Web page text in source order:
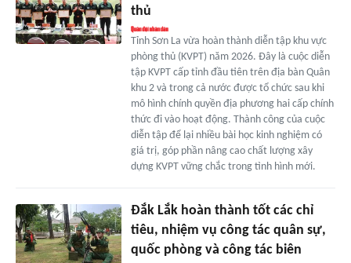
thủ
Tỉnh Sơn La vừa hoàn thành diễn tập khu vực
phòng thủ (KVPT) năm 2026. Đây là cuộc diễn
tập KVPT cấp tỉnh đầu tiên trên địa bàn Quân
khu 2 và trong cả nước được tổ chức sau khi
mô hình chính quyền địa phương hai cấp chính
thức đi vào hoạt động. Thành công của cuộc
diễn tập để lại nhiều bài học kinh nghiệm có
giá trị, góp phần nâng cao chất lượng xây
dựng KVPT vững chắc trong tình hình mới.
Đắk Lắk hoàn thành tốt các chỉ
tiêu, nhiệm vụ công tác quân sự,
quốc phòng và công tác biên